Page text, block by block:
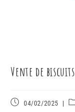
Vente de biscuits
04/02/2025